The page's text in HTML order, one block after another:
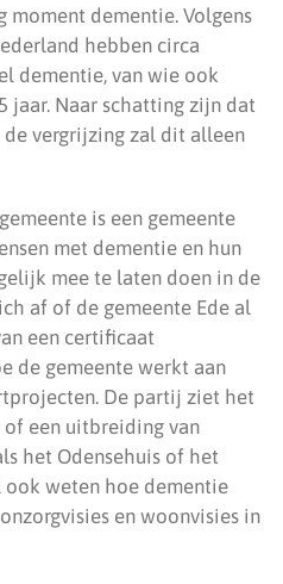
dementie. Volgens
hebben circa
dementie, van wie ook
jaar. Naar schatting zijn dat
de vergrijzing zal dit alleen
is een gemeente
met dementie en hun
mee te laten doen in de
af of de gemeente Ede al
een certificaat
de gemeente werkt aan
De partij ziet het
een uitbreiding van
het Odensehuis of het
ook weten hoe dementie
en woonvisies in